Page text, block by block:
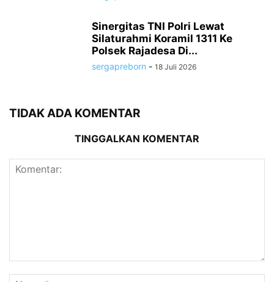
Sinergitas TNI Polri Lewat
Silaturahmi Koramil 1311 Ke
Polsek Rajadesa Di...
sergapreborn - 18 Juli 2026
TIDAK ADA KOMENTAR
TINGGALKAN KOMENTAR